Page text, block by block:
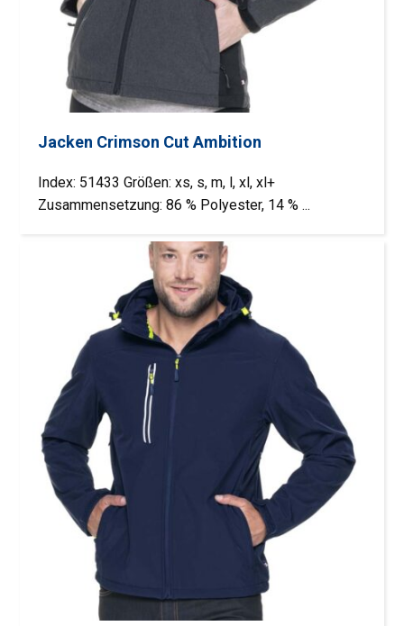
Jacken Crimson Cut Ambition
Index: 51433 Größen: xs, s, m, l, xl, xl+
Zusammensetzung: 86 % Polyester, 14 % ...